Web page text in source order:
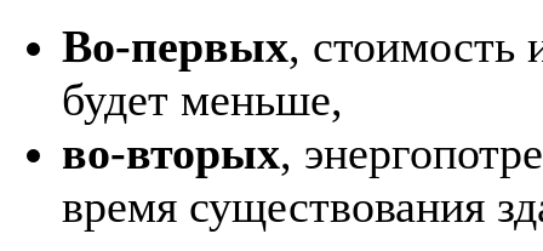
Во-первых, стоимость
будет меньше,
во-вторых,
время существования